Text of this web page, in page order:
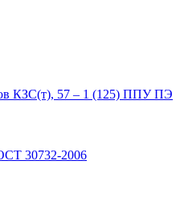
КЗС(т), 57 – 1 (125) ППУ ПЭ
30732-2006